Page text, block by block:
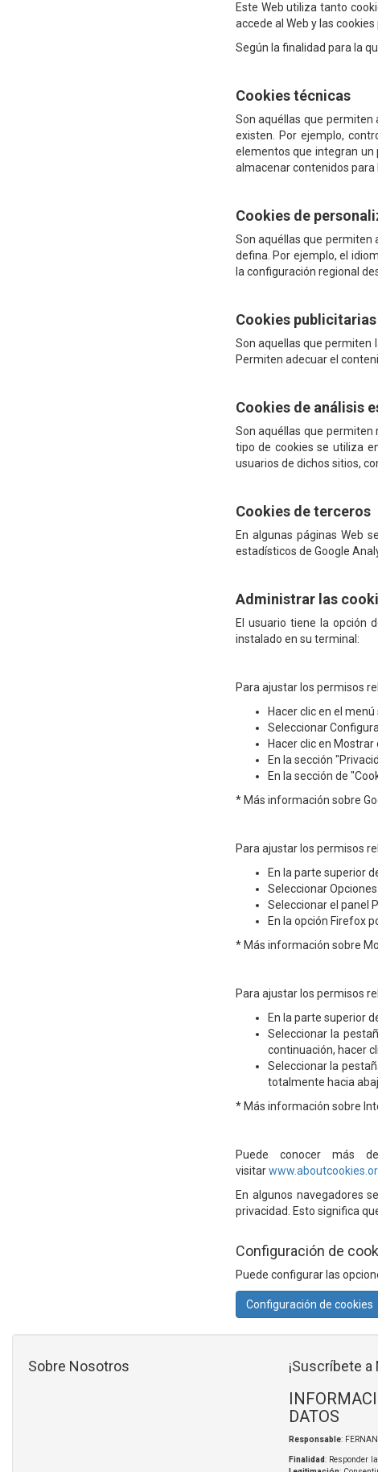
Este Web utiliza tanto
accede al Web y las
Según la finalidad para la
Cookies técnicas
Son aquéllas que permiten
existen. Por ejemplo,
elementos que integran un
almacenar contenidos para
Cookies de
Son aquéllas que permiten
defina. Por ejemplo, el
la configuración regional
Cookies publicitarias
Son aquellas que permiten
Permiten adecuar el
Cookies de análisis
Son aquéllas que
tipo de cookies se utiliza
usuarios de dichos sitios,
Cookies de terceros
En algunas páginas Web
estadísticos de Google
Administrar las
El usuario tiene la opción
instalado en su terminal:
Para ajustar los permisos
Hacer clic en el
Seleccionar
Hacer clic en Mostrar
En la sección
En la sección de
* Más información sobre
Para ajustar los permisos
En la parte superior
Seleccionar Opciones.
Seleccionar el panel
En la opción Firefox
* Más información sobre
Para ajustar los permisos
En la parte superior
Seleccionar la
continuación, hacer
Seleccionar la
totalmente hacia
* Más información sobre
Puede conocer más
visitar
En algunos navegadores
privacidad. Esto significa
Configuración de
Puede configurar las
Configuración de cookies
Sobre Nosotros ¡Suscríbete
DATOS
Responsable:
Finalidad: Responder